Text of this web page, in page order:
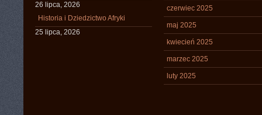
26 lipca, 2026
Historia i Dziedzictwo Afryki
25 lipca, 2026
czerwiec 2025
maj 2025
kwiecień 2025
marzec 2025
luty 2025